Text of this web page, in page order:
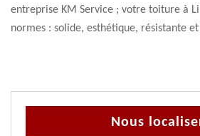
entreprise KM Service ; votre toiture à
normes : solide, esthétique, résistante
Nous